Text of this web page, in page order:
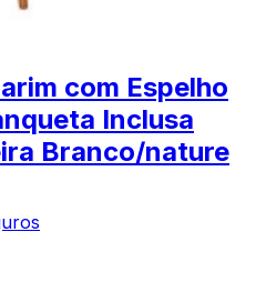
com Espelho
Inclusa
Branco/nature